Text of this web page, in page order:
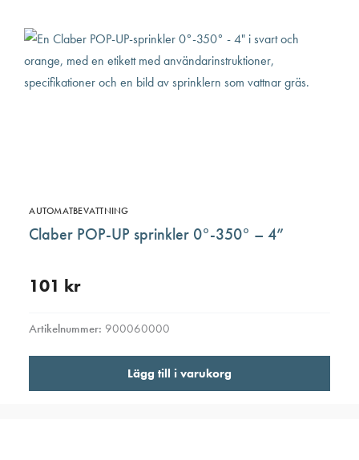
AUTOMATBEVATTNING
Claber POP-UP sprinkler 0°-350° – 4”
101 kr
Artikelnummer: 900060000
Lägg till i varukorg